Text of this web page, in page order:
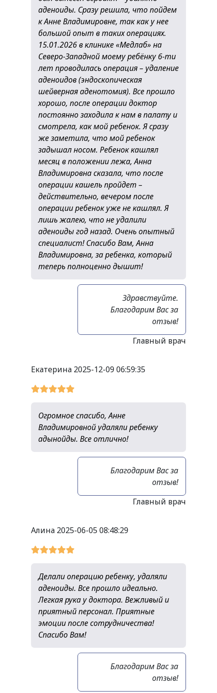
аденоиды. Сразу решила, что пойдем
к Анне Владимировне, так как у нее
большой опыт в таких операциях.
15.01.2026 в клинике «Медлаб» на
Северо-Западной моему ребёнку 6-ти
лет проводилась операция – удаление
аденоидов (эндоскопическая
шейверная аденотомия). Все прошло
хорошо, после операции доктор
постоянно заходила к нам в палату и
смотрела, как мой ребенок. Я сразу
же заметила, что мой ребенок
задышал носом. Ребенок кашлял
месяц в положении лежа, Анна
Владимировна сказала, что после
операции кашель пройдет –
действительно, вечером после
операции ребенок уже не кашлял. Я
лишь жалею, что не удалили
аденоиды год назад. Очень опытный
специалист! Спасибо Вам, Анна
Владимировна, за ребенка, который
теперь полноценно дышит!
Здравствуйте.
Благодарим Вас за
отзыв!
Главный врач
Екатерина 2025-12-09 06:59:35
Огромное спасибо, Анне
Владимировной удаляли ребенку
адынойды. Все отлично!
Благодарим Вас за
отзыв!
Главный врач
Алина 2025-06-05 08:48:29
Делали операцию ребенку, удаляли
аденоиды. Все прошло идеально.
Легкая рука у доктора. Вежливый и
приятный персонал. Приятные
эмоции после сотрудничества!
Спасибо Вам!
Благодарим Вас за
отзыв!